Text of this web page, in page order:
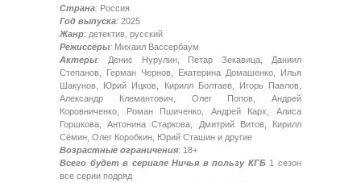
Страна: Россия
Год выпуска: 2025
Жанр: детектив, русский
Режиссёры: Михаил Вассербаум
Актеры: Денис Нурулин, Петар Зекавица, Даниил
Степанов, Герман Чернов, Екатерина Домашенко, Илья
Шакунов, Юрий Ицков, Кирилл Болтаев, Игорь Павлов,
Александр Клемантович, Олег Попов, Андрей
Коровниченко, Роман Пшиченко, Андрей Карх, Алиса
Горшкова, Антонина Старкова, Дмитрий Витов, Кирилл
Сёмин, Олег Коробкин, Юрий Сташин и другие
Возрастные ограничения: 18+
Всего будет в сериале Ничья в пользу КГБ1 сезон
все серии подряд